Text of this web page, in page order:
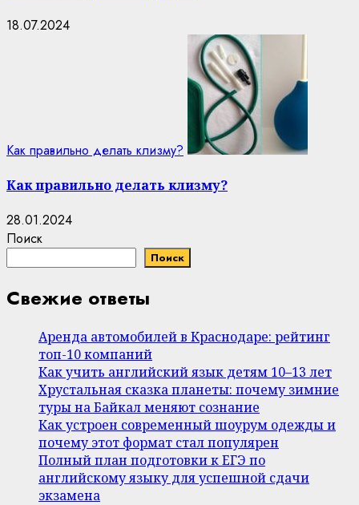
18.07.2024
Как правильно делать клизму?
Как правильно делать клизму?
28.01.2024
Поиск
Поиск
Свежие ответы
Аренда автомобилей в Краснодаре: рейтинг
топ-10 компаний
Как учить английский язык детям 10–13 лет
Хрустальная сказка планеты: почему зимние
туры на Байкал меняют сознание
Как устроен современный шоурум одежды и
почему этот формат стал популярен
Полный план подготовки к ЕГЭ по
английскому языку для успешной сдачи
экзамена